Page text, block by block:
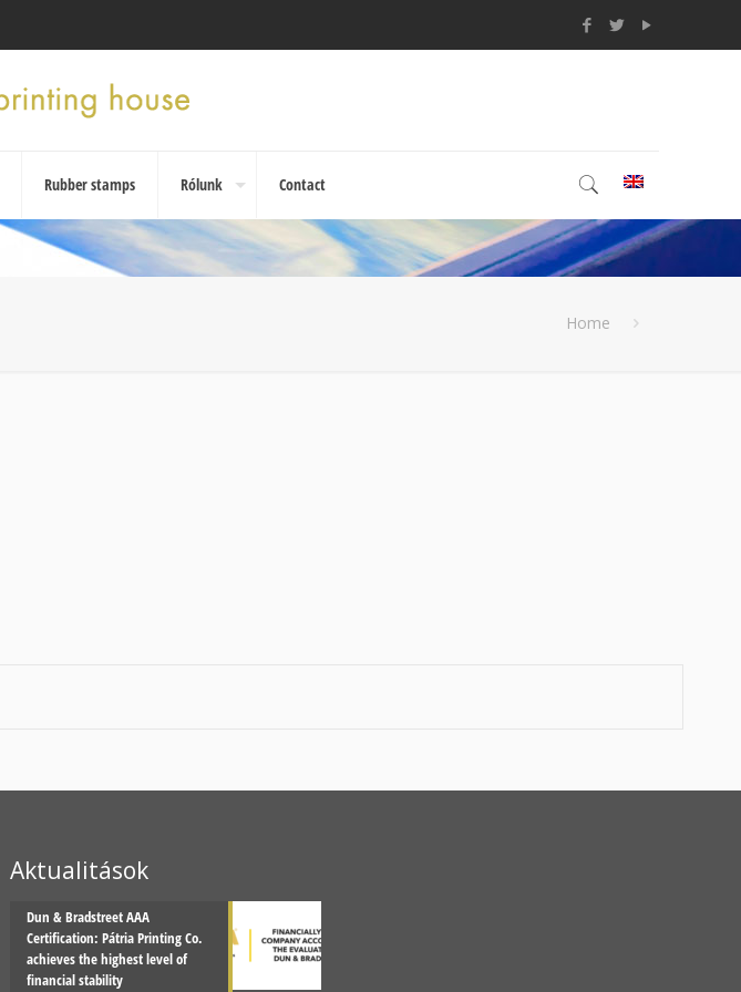
Rubber stamps Rólunk Contact
Home
Aktualitások
Dun & Bradstreet AAA
Certification: Pátria Printing Co.
achieves the highest level of
financial stability